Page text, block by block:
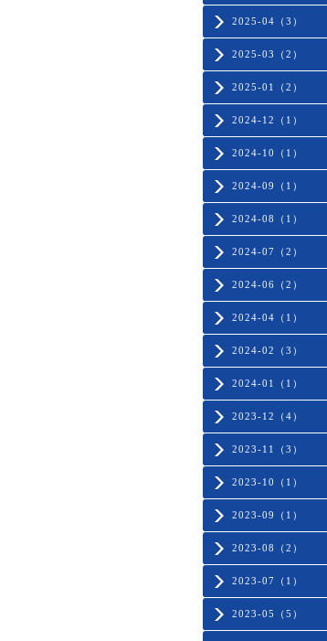
2025-04（3）
2025-03（2）
2025-01（2）
2024-12（1）
2024-10（1）
2024-09（1）
2024-08（1）
2024-07（2）
2024-06（2）
2024-04（1）
2024-02（3）
2024-01（1）
2023-12（4）
2023-11（3）
2023-10（1）
2023-09（1）
2023-08（2）
2023-07（1）
2023-05（5）